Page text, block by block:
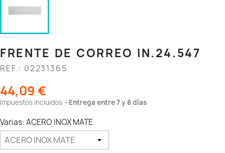
FRENTE DE CORREO IN.24.547
REF.: 02231365
44,09 €
Impuestos incluidos Entrega entre 7 y 8 días
Varias: ACERO INOX MATE